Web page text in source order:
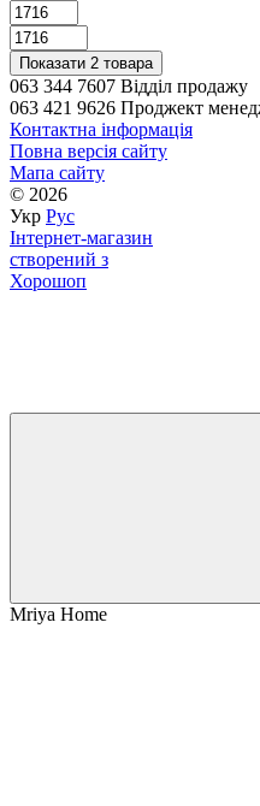
Показати 2 товара
063 344 7607 Відділ продажу
063 421 9626 Проджект
Контактна інформація
Повна версія сайту
Мапа сайту
© 2026
Укр Рус
Інтернет-магазин
створений з
Хорошоп
Mriya Home